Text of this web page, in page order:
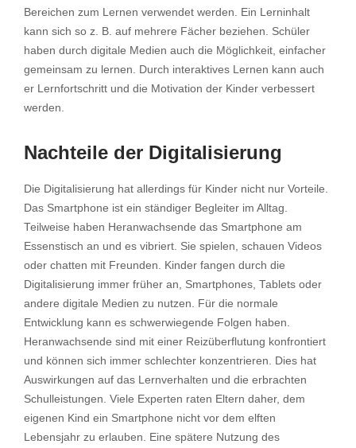
Bereichen zum Lernen verwendet werden. Ein Lerninhalt
kann sich so z. B. auf mehrere Fächer beziehen. Schüler
haben durch digitale Medien auch die Möglichkeit, einfacher
gemeinsam zu lernen. Durch interaktives Lernen kann auch
er Lernfortschritt und die Motivation der Kinder verbessert
werden.
Nachteile der Digitalisierung
Die Digitalisierung hat allerdings für Kinder nicht nur Vorteile.
Das Smartphone ist ein ständiger Begleiter im Alltag.
Teilweise haben Heranwachsende das Smartphone am
Essenstisch an und es vibriert. Sie spielen, schauen Videos
oder chatten mit Freunden. Kinder fangen durch die
Digitalisierung immer früher an, Smartphones, Tablets oder
andere digitale Medien zu nutzen. Für die normale
Entwicklung kann es schwerwiegende Folgen haben.
Heranwachsende sind mit einer Reizüberflutung konfrontiert
und können sich immer schlechter konzentrieren. Dies hat
Auswirkungen auf das Lernverhalten und die erbrachten
Schulleistungen. Viele Experten raten Eltern daher, dem
eigenen Kind ein Smartphone nicht vor dem elften
Lebensjahr zu erlauben. Eine spätere Nutzung des